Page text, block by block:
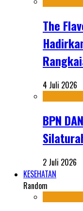
The
4 Juli 2026
BPN
2 Juli 2026
KESEHATAN
Random